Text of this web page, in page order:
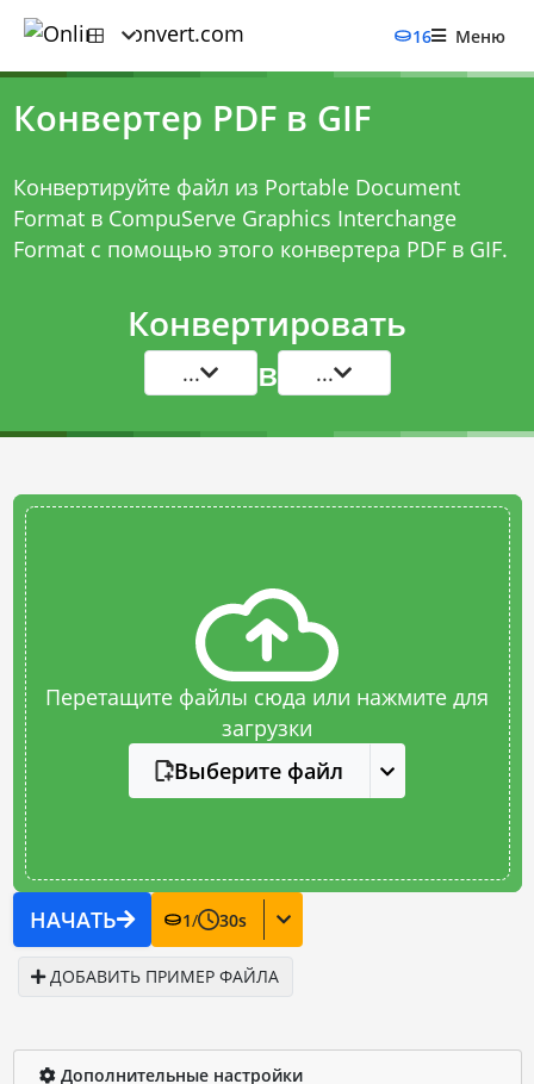
16 Меню
Конвертер PDF в GIF
Конвертируйте файл из Portable Document
Format в CompuServe Graphics Interchange
Format с помощью этого конвертера PDF в GIF.
Конвертировать
... в ...
Перетащите файлы сюда или нажмите для
загрузки
Выберите файл
НАЧАТЬ 1/ 30s
ДОБАВИТЬ ПРИМЕР ФАЙЛА
Дополнительные настройки